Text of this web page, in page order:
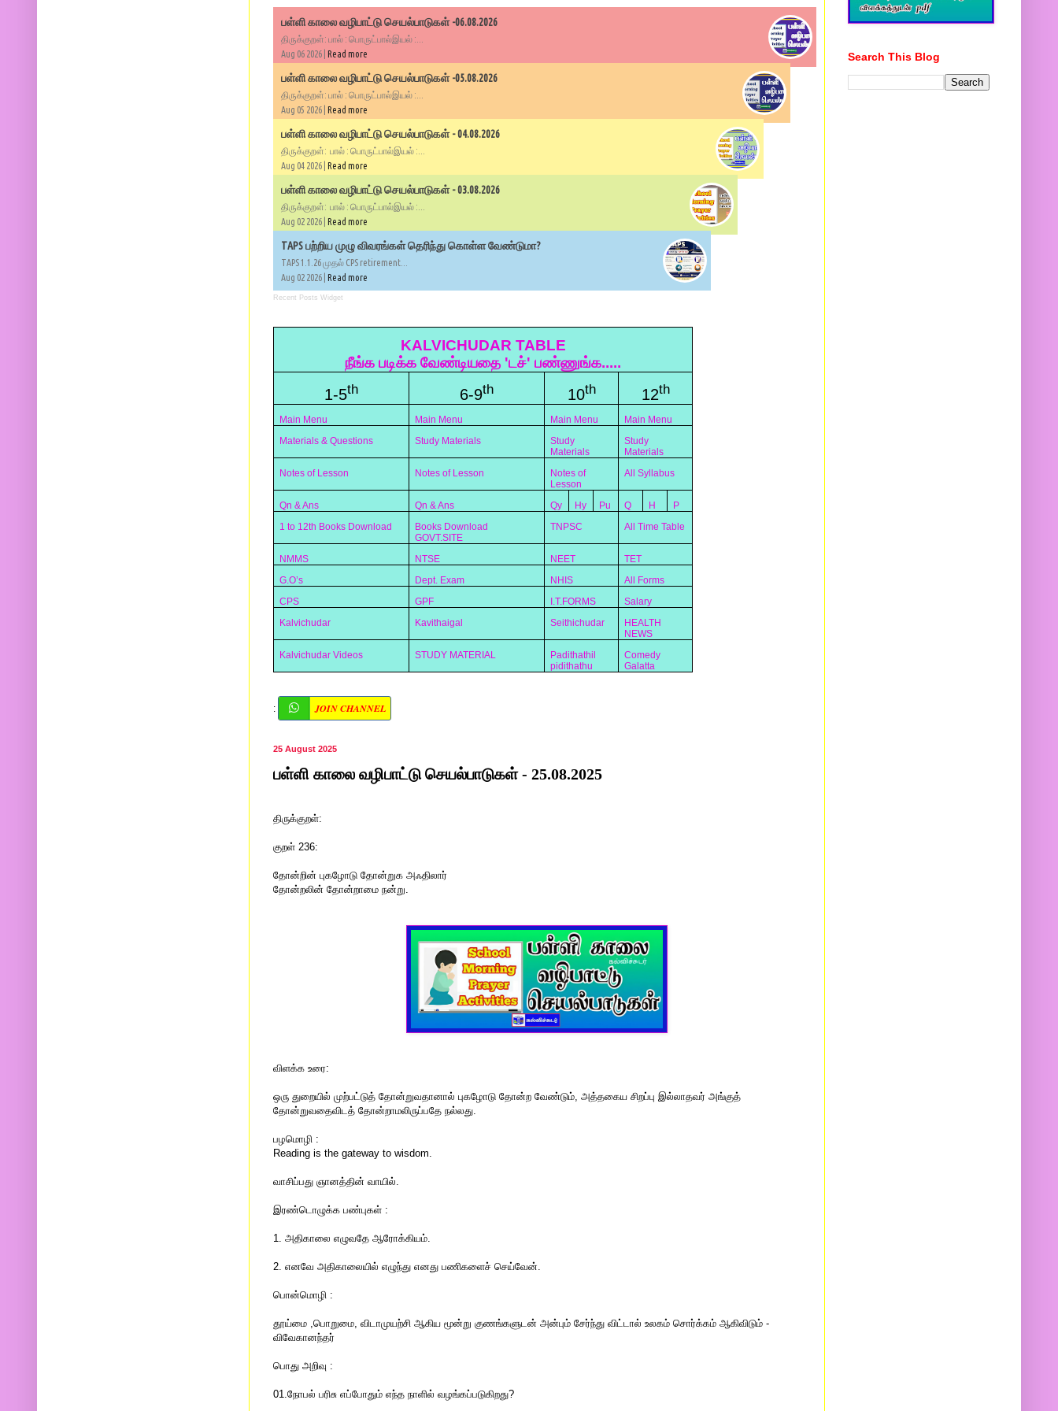
பள்ளி காலை வழிபாட்டு செயல்பாடுகள் -06.08.2026
திருக்குறள்: பால் : பொருட்பால்இயல் :...
Aug 06 2026 | Read more
பள்ளி காலை வழிபாட்டு செயல்பாடுகள் -05.08.2026
திருக்குறள்: பால் : பொருட்பால்இயல் :...
Aug 05 2026 | Read more
பள்ளி காலை வழிபாட்டு செயல்பாடுகள் - 04.08.2026
திருக்குறள்: பால் : பொருட்பால்இயல் :...
Aug 04 2026 | Read more
பள்ளி காலை வழிபாட்டு செயல்பாடுகள் - 03.08.2026
திருக்குறள்: பால் : பொருட்பால்இயல் :...
Aug 02 2026 | Read more
TAPS பற்றிய முழு விவரங்கள் தெரிந்து கொள்ள வேண்டுமா?
TAPS 1.1.26 முதல் CPS retirement...
Aug 02 2026 | Read more
Recent Posts Widget
KALVICHUDAR TABLE
நீங்க படிக்க வேண்டியதை 'டச்' பண்ணுங்க.....
1-5th 6-9th 10th 12th
Main Menu Main Menu Main Menu
Main Menu
Materials & Questions
Study Materials
Study
Materials
Study
Materials
Notes of Lesson
Notes of Lesson
Notes of
Lesson
All Syllabus
Qn & Ans Qn & Ans Qy Hy Pu Q H
P
1 to 12th Books Download
Books Download
GOVT.SITE
TNPSC All Time Table
NMMS NTSE NEET
TET
G.O’s
Dept. Exam NHIS
All Forms
CPS
GPF I.T.FORMS
Salary
Kalvichudar
Kavithaigal Seithichudar
HEALTH
NEWS
Kalvichudar Videos
STUDY MATERIAL
Padithathil
pidithathu
Comedy
Galatta
: JOIN CHANNEL
25 August 2025
பள்ளி காலை வழிபாட்டு செயல்பாடுகள் - 25.08.2025
திருக்குறள்:
குறள் 236:
தோன்றின் புகழோடு தோன்றுக அஃதிலார்
தோன்றலின் தோன்றாமை நன்று.
விளக்க உரை:
ஒரு துறையில் முற்பட்டுத் தோன்றுவதானால் புகழோடு தோன்ற வேண்டும், அத்தகைய சிறப்பு இல்லாதவர் அங்குத்
தோன்றுவதைவிடத் தோன்றாமலிருப்பதே நல்லது.
பழமொழி :
Reading is the gateway to wisdom.
வாசிப்பது ஞானத்தின் வாயில்.
இரண்டொழுக்க பண்புகள் :
1. அதிகாலை எழுவதே ஆரோக்கியம்.
2. எனவே அதிகாலையில் எழுந்து எனது பணிகளைச் செய்வேன்.
பொன்மொழி :
தூய்மை ,பொறுமை, விடாமுயற்சி ஆகிய மூன்று குணங்களுடன் அன்பும் சேர்ந்து விட்டால் உலகம் சொர்க்கம் ஆகிவிடும் -
விவேகானந்தர்
பொது அறிவு :
01.நோபல் பரிசு எப்போதும் எந்த நாளில் வழங்கப்படுகிறது?
Search This Blog